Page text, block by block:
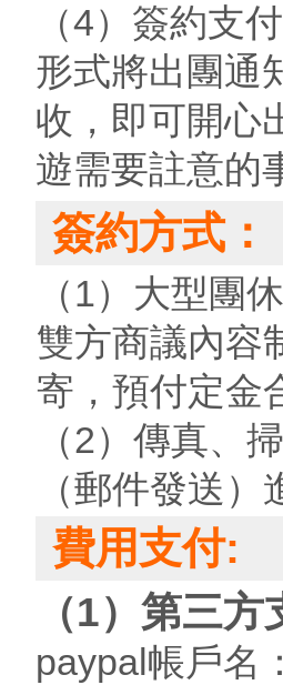
（4）簽約支
形式將出團通
收，即可開心
遊需要註意的
簽約方式：
（1）大型團
雙方商議內容
寄，預付定金
（2）傳真、
（郵件發送
費用支付:
（1）第三方
paypal帳戶